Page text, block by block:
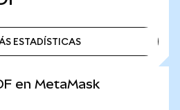
ESTADÍSTICAS
en MetaMask